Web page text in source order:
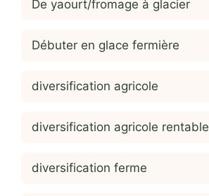
De yaourt/fromage à glacier
Débuter en glace fermière
diversification agricole
diversification agricole rentable
diversification ferme